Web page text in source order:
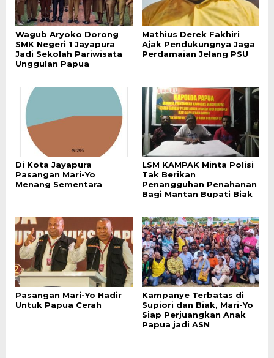
Wagub Aryoko Dorong
SMK Negeri 1 Jayapura
Jadi Sekolah Pariwisata
Unggulan Papua
Mathius Derek Fakhiri
Ajak Pendukungnya Jaga
Perdamaian Jelang PSU
Di Kota Jayapura
Pasangan Mari-Yo
Menang Sementara
LSM KAMPAK Minta Polisi
Tak Berikan
Penangguhan Penahanan
Bagi Mantan Bupati Biak
Pasangan Mari-Yo Hadir
Untuk Papua Cerah
Kampanye Terbatas di
Supiori dan Biak, Mari-Yo
Siap Perjuangkan Anak
Papua jadi ASN